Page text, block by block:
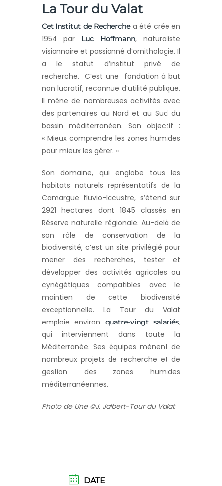
La Tour du Valat
Cet Institut de Recherchea été crée en
1954 par
Luc Hoffmann, naturaliste
visionnaire et passionné d’ornithologie. Il
a le statut d’institut privé de
recherche. C’est une fondation à but
non lucratif, reconnue d’utilité publique.
Il mène de nombreuses activités avec
des partenaires au Nord et au Sud du
bassin méditerranéen. Son objectif :
« Mieux comprendre les zones humides
pour mieux les gérer. »
Son domaine, qui englobe tous les
habitats naturels représentatifs de la
Camargue fluvio-lacustre, s’étend sur
2921 hectares dont 1845 classés en
Réserve naturelle régionale. Au-delà de
son rôle de conservation de la
biodiversité, c’est un site privilégié pour
mener des recherches, tester et
développer des activités agricoles ou
cynégétiques compatibles avec le
maintien de cette biodiversité
exceptionnelle. La Tour du Valat
emploie environ quatre-vingt salariés,
qui interviennent dans toute la
Méditerranée. Ses équipes mènent de
nombreux projets de recherche et de
gestion des zones humides
méditerranéennes.
Photo de Une ©J. Jalbert-Tour du Valat
DATE